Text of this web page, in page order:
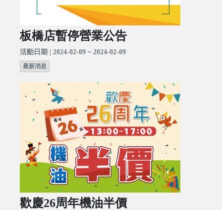
板橋店暫停營業公告
活動日期 | 2024-02-09 ~ 2024-02-09
最新消息
歡慶26周年機油半價